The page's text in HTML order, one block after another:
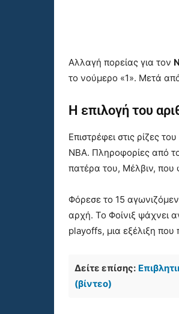
Αλλαγή πορείας για τον
το νούμερο «1». Μετά
Η επιλογή του
Επιστρέφει στις ρίζες
NBA. Πληροφορίες από
πατέρα του, Μέλβιν, που
Φόρεσε το 15
αρχή. Το Φοίνιξ ψάχνει
playoffs, μια εξέλιξη
Δείτε επίσης:
(βίντεο)